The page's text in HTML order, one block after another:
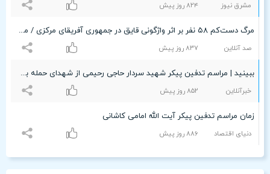
مشرق نیوز ۸۲۴ روز پیش
مرگ دست‌کم ۵۸ نفر بر اثر واژگونی قایق در جمهوری آفریقای مرکزی / مسافران قایق بیش از ۳۰۰ نفر بودند؛ همگی مهمان مراسم تدفین بودند
صد آنلاین ۸٣۷ روز پیش
ببینید | مراسم تدفین پیکر شهید سردار حاجی رحیمی از شهدای حمله به سفارت ایران در سوریه
خبرآنلاین ۸۵۲ روز پیش
زمان مراسم تدفین پیکر آیت الله امامی کاشانی
دنیای اقتصاد ۸۸۶ روز پیش